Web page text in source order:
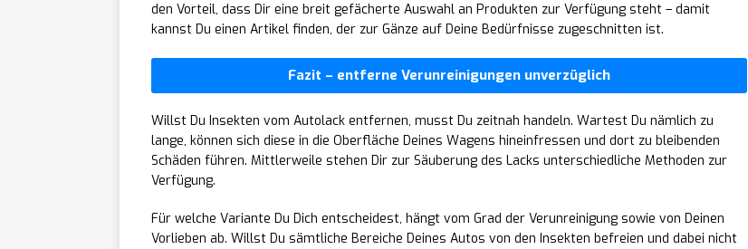
den Vorteil, dass Dir eine breit gefächerte Auswahl an Produkten zur Verfügung steht – damit
kannst Du einen Artikel finden, der zur Gänze auf Deine Bedürfnisse zugeschnitten ist.
Fazit – entferne Verunreinigungen unverzüglich
Willst Du Insekten vom Autolack entfernen, musst Du zeitnah handeln. Wartest Du nämlich zu
lange, können sich diese in die Oberfläche Deines Wagens hineinfressen und dort zu bleibenden
Schäden führen. Mittlerweile stehen Dir zur Säuberung des Lacks unterschiedliche Methoden zur
Verfügung.
Für welche Variante Du Dich entscheidest, hängt vom Grad der Verunreinigung sowie von Deinen
Vorlieben ab. Willst Du sämtliche Bereiche Deines Autos von den Insekten befreien und dabei nicht